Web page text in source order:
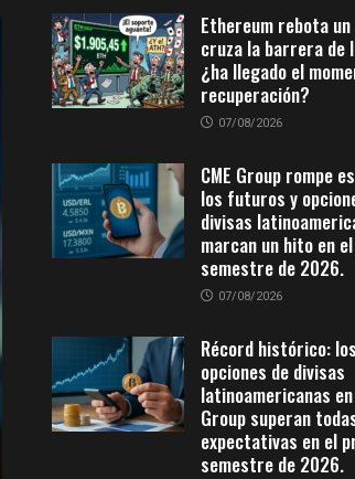
Ethereum rebota
cruza la barrera de
¿ha llegado el
recuperación?
07/08/2026
CME Group rompe
los futuros y
divisas
marcan un hito en
semestre de 2026.
07/08/2026
Récord histórico:
opciones de divisas
latinoamericanas en
Group superan
expectativas en el
semestre de 2026.